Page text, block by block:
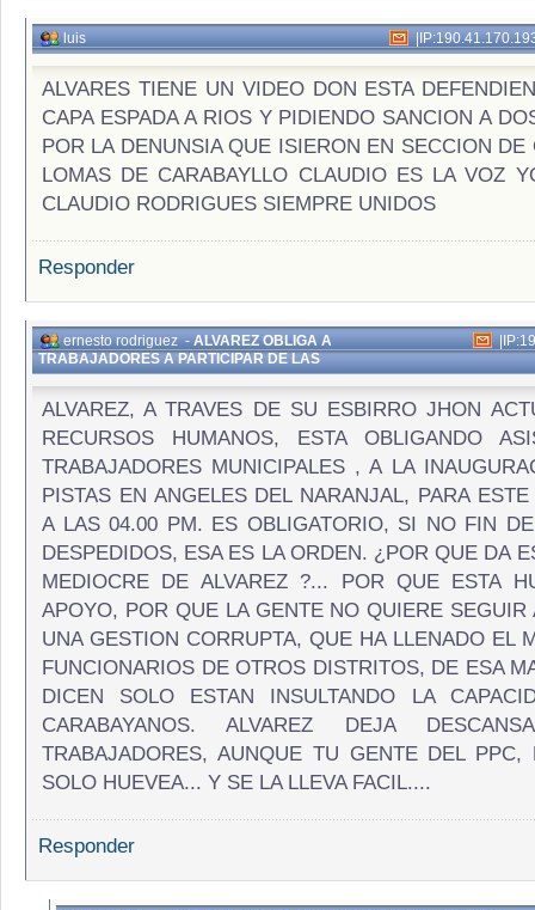
luis |
ALVARES TIENE UN VIDEO DON ESTA
CAPA ESPADA A RIOS Y PIDIENDO SANCION A
POR LA DENUNSIA QUE ISIERON EN SECCION DE
LOMAS DE CARABAYLLO CLAUDIO ES LA VOZ
CLAUDIO RODRIGUES SIEMPRE UNIDOS
Responder
ernesto rodriguez-ALVAREZ OBLIGA A
TRABAJADORES A PARTICIPAR DE LAS
|
ALVAREZ, A TRAVES DE SU ESBIRRO JHON
RECURSOS HUMANOS, ESTA OBLIGANDO
TRABAJADORES MUNICIPALES , A LA
PISTAS EN ANGELES DEL NARANJAL, PARA
A LAS 04.00 PM. ES OBLIGATORIO, SI NO FIN
DESPEDIDOS, ESA ES LA ORDEN. ¿POR QUE DA
MEDIOCRE DE ALVAREZ ?... POR QUE ESTA
APOYO, POR QUE LA GENTE NO QUIERE SEGUIR
UNA GESTION CORRUPTA, QUE HA LLENADO EL
FUNCIONARIOS DE OTROS DISTRITOS, DE ESA
DICEN SOLO ESTAN INSULTANDO LA
CARABAYANOS. ALVAREZ DEJA
TRABAJADORES, AUNQUE TU GENTE DEL PPC,
SOLO HUEVEA... Y SE LA LLEVA FACIL....
Responder